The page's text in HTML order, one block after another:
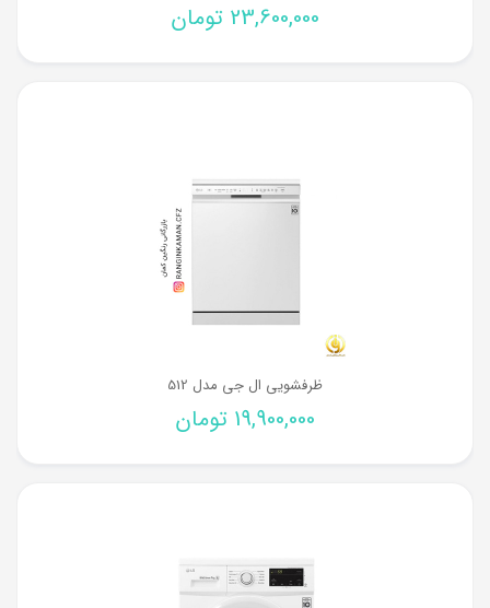
23,600,000 تومان
ظرفشویی ال جی مدل 512
19,900,000 تومان